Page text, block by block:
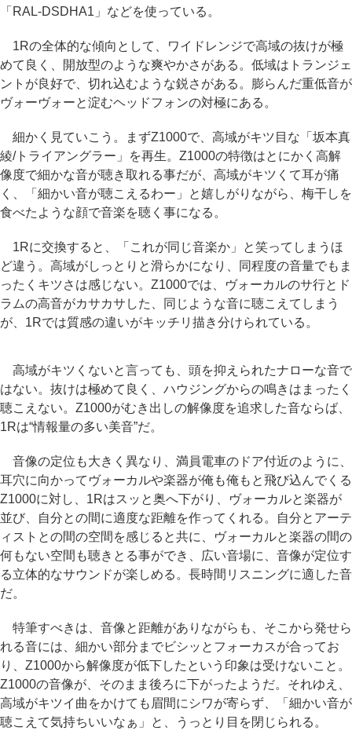
「RAL-DSDHA1」などを使っている。
1Rの全体的な傾向として、ワイドレンジで高域の抜けが極
めて良く、開放型のような爽やかさがある。低域はトランジェ
ントが良好で、切れ込むような鋭さがある。膨らんだ重低音が
ヴォーヴォーと淀むヘッドフォンの対極にある。
細かく見ていこう。まずZ1000で、高域がキツ目な「坂本真
綾/トライアングラー」を再生。Z1000の特徴はとにかく高解
像度で細かな音が聴き取れる事だが、高域がキツくて耳が痛
く、「細かい音が聴こえるわー」と嬉しがりながら、梅干しを
食べたような顔で音楽を聴く事になる。
1Rに交換すると、「これが同じ音楽か」と笑ってしまうほ
ど違う。高域がしっとりと滑らかになり、同程度の音量でもま
ったくキツさは感じない。Z1000では、ヴォーカルのサ行とド
ラムの高音がカサカサした、同じような音に聴こえてしまう
が、1Rでは質感の違いがキッチリ描き分けられている。
高域がキツくないと言っても、頭を抑えられたナローな音で
はない。抜けは極めて良く、ハウジングからの鳴きはまったく
聴こえない。Z1000がむき出しの解像度を追求した音ならば、
1Rは“情報量の多い美音”だ。
音像の定位も大きく異なり、満員電車のドア付近のように、
耳穴に向かってヴォーカルや楽器が俺も俺もと飛び込んでくる
Z1000に対し、1Rはスッと奥へ下がり、ヴォーカルと楽器が
並び、自分との間に適度な距離を作ってくれる。自分とアーテ
ィストとの間の空間を感じると共に、ヴォーカルと楽器の間の
何もない空間も聴きとる事ができ、広い音場に、音像が定位す
る立体的なサウンドが楽しめる。長時間リスニングに適した音
だ。
特筆すべきは、音像と距離がありながらも、そこから発せら
れる音には、細かい部分までビシッとフォーカスが合ってお
り、Z1000から解像度が低下したという印象は受けないこと。
Z1000の音像が、そのまま後ろに下がったようだ。それゆえ、
高域がキツイ曲をかけても眉間にシワが寄らず、「細かい音が
聴こえて気持ちいいなぁ」と、うっとり目を閉じられる。